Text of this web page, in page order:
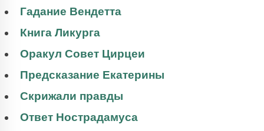
Гадание Вендетта
Книга Ликурга
Оракул Совет Цирцеи
Предсказание Екатерины
Скрижали правды
Ответ Нострадамуса